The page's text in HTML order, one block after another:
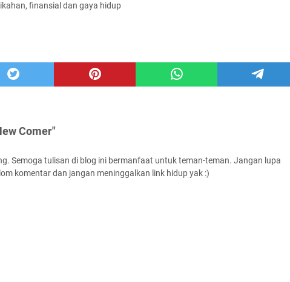
finansial dan gaya hidup
Comer"
Semoga tulisan di blog ini bermanfaat untuk teman-teman. Jangan lupa
komentar dan jangan meninggalkan link hidup yak :)